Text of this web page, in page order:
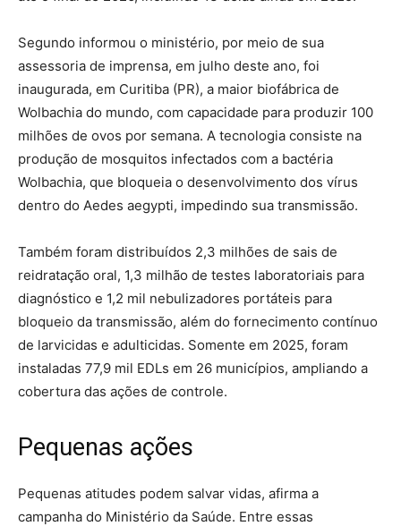
Segundo informou o ministério, por meio de sua
assessoria de imprensa, em julho deste ano, foi
inaugurada, em Curitiba (PR), a maior biofábrica de
Wolbachia do mundo, com capacidade para produzir 100
milhões de ovos por semana. A tecnologia consiste na
produção de mosquitos infectados com a bactéria
Wolbachia, que bloqueia o desenvolvimento dos vírus
dentro do Aedes aegypti, impedindo sua transmissão.
Também foram distribuídos 2,3 milhões de sais de
reidratação oral, 1,3 milhão de testes laboratoriais para
diagnóstico e 1,2 mil nebulizadores portáteis para
bloqueio da transmissão, além do fornecimento contínuo
de larvicidas e adulticidas. Somente em 2025, foram
instaladas 77,9 mil EDLs em 26 municípios, ampliando a
cobertura das ações de controle.
Pequenas ações
Pequenas atitudes podem salvar vidas, afirma a
campanha do Ministério da Saúde. Entre essas